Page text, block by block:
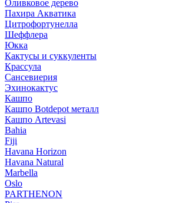
Оливковое дерево
Пахира Акватика
Цитрофортунелла
Шеффлера
Юкка
Кактусы и суккуленты
Крассула
Сансевиерия
Эхинокактус
Кашпо
Кашпо Botdepot металл
Кашпо Artevasi
Bahia
Fiji
Havana Horizon
Havana Natural
Marbella
Oslo
PARTHENON